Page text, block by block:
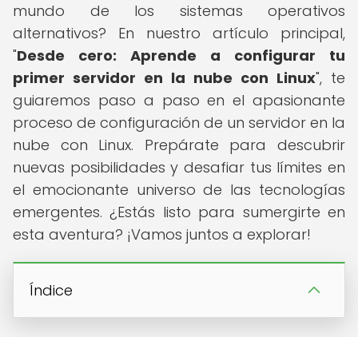
mundo de los sistemas operativos
alternativos? En nuestro artículo principal,
"Desde cero: Aprende a configurar tu
primer servidor en la nube con Linux", te
guiaremos paso a paso en el apasionante
proceso de configuración de un servidor en la
nube con Linux. Prepárate para descubrir
nuevas posibilidades y desafiar tus límites en
el emocionante universo de las tecnologías
emergentes. ¿Estás listo para sumergirte en
esta aventura? ¡Vamos juntos a explorar!
Índice